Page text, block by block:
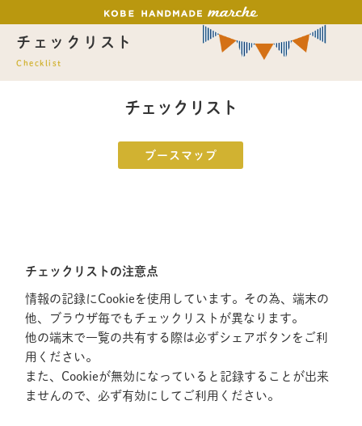
チェックリスト
Checklist
チェックリスト
ブースマップ
チェックリストの注意点
情報の記録にCookieを使用しています。その為、端末の
他、ブラウザ毎でもチェックリストが異なります。
他の端末で一覧の共有する際は必ずシェアボタンをご利
用ください。
また、Cookieが無効になっていると記録することが出来
ませんので、必ず有効にしてご利用ください。